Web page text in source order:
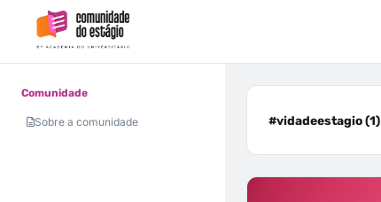
Comunidade
Sobre a comunidade #vidadeestagio (1)